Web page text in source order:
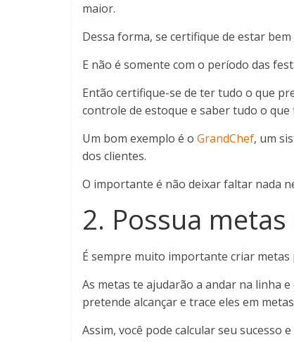
maior.
Dessa forma, se certifique de estar
E não é somente com o período das
Então certifique-se de ter tudo o que
controle de estoque e saber tudo o que
Um bom exemplo é o GrandChef, um
dos clientes.
O importante é não deixar faltar nada
2. Possua
É sempre muito importante criar
As metas te ajudarão a andar na linha
pretende alcançar e trace eles em
Assim, você pode calcular seu sucesso